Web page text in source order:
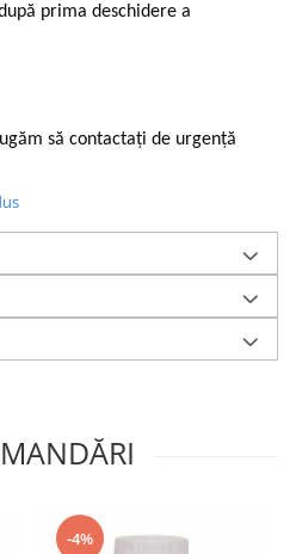
prima deschidere a
să contactați de urgență
-4%